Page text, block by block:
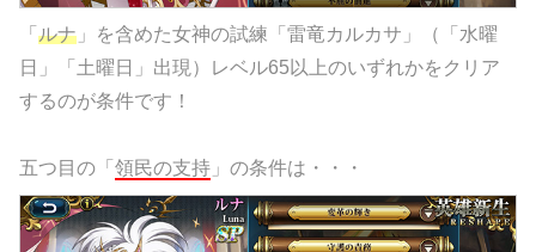
「 ルナ 」を含めた女神の試練「雷竜カルカサ」（「水曜
日」「土曜日」出現）レベル65以上のいずれかをクリア
するのが条件です！
五つ目の「 領民の支持 」の条件は・・・